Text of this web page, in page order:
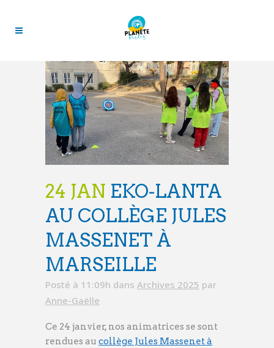
24 JAN EKO-LANTA
AU COLLÈGE JULES
MASSENET À
MARSEILLE
Posté à 11:09h dans Archives 2025 par
Anne-Gaëlle
Ce 24 janvier, nos animatrices se sont
rendues au collège Jules Massenet à